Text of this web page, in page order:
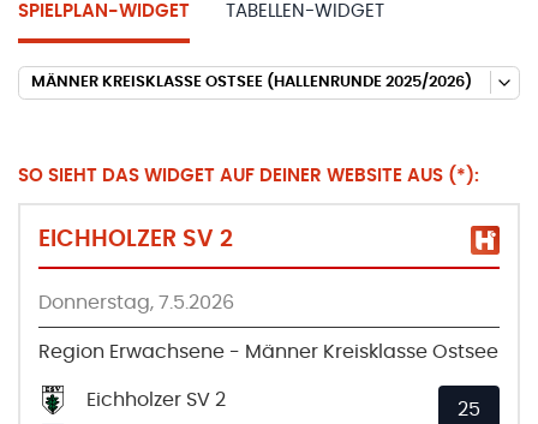
SPIELPLAN-WIDGET TABELLEN-WIDGET
MÄNNER KREISKLASSE OSTSEE (HALLENRUNDE 2025/2026)
SO SIEHT DAS WIDGET AUF DEINER WEBSITE AUS (*):
EICHHOLZER SV 2
Donnerstag, 7.5.2026
Region Erwachsene - Männer Kreisklasse Ostsee
Eichholzer SV 2
25